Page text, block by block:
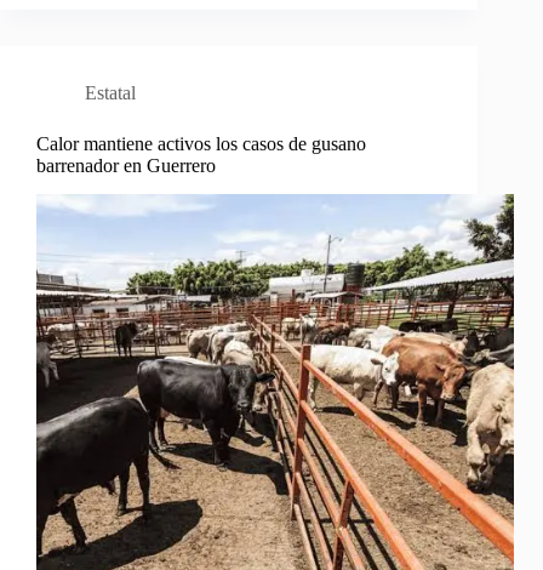
Estatal
Calor mantiene activos los casos de gusano
barrenador en Guerrero